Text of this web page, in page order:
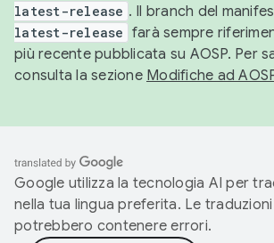
latest-release . Il branch del
latest-release farà sempre
più recente pubblicata su AOSP. Per
consulta la sezione Modifiche ad
Google utilizza la tecnologia AI per
nella tua lingua preferita. Le
potrebbero contenere errori.